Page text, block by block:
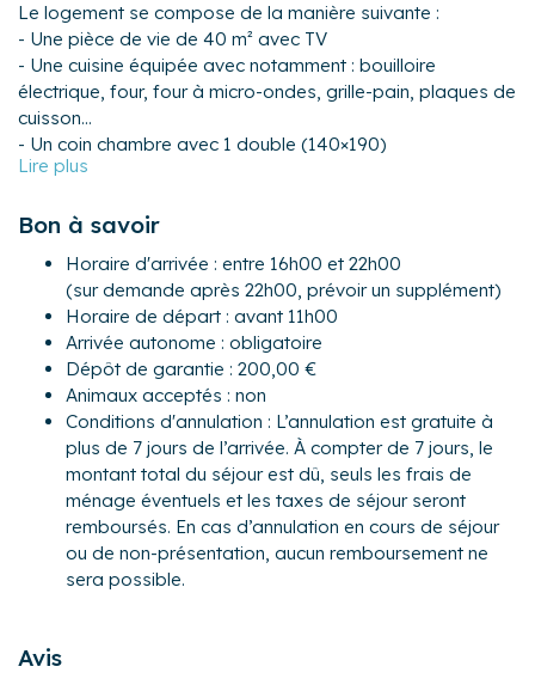
Le logement se compose de la manière suivante :
- Une pièce de vie de 40 m² avec TV
- Une cuisine équipée avec notamment : bouilloire
électrique, four, four à micro-ondes, grille-pain, plaques de
cuisson...
- Un coin chambre avec 1 double (140×190)
- Une salle de bain avec baignoire et WC
L’appartement est idéalement situé à Toulouse, dans un
proximité de tous les commerces essentiels mais aussi de
boutiques, restaurants, bars, marché...
Transports :
Si vous choisissez de venir en voiture, vous pourrez vous
garer au parking payant d'Esquirol.
Métro le plus proche : Ligne A station Esquirol à 3 min à
Autres remarques :
- Draps et serviettes inclus
- Wifi gratuit à disposition (fibre optique)
- Les animaux ne sont pas admis dans le logement
à votre écoute tout au long de votre séjour pour vous
Bon à savoir
Horaire d'arrivée : entre 16h00 et 22h00
(sur demande après 22h00, prévoir un supplément)
Horaire de départ : avant 11h00
Arrivée autonome : obligatoire
Dépôt de garantie : 200,00 €
Animaux acceptés : non
Conditions d'annulation : L’annulation est gratuite à
plus de 7 jours de l’arrivée. À compter de 7 jours, le
montant total du séjour est dû, seuls les frais de
ménage éventuels et les taxes de séjour seront
remboursés. En cas d’annulation en cours de séjour
ou de non-présentation, aucun remboursement ne
sera possible.
Avis